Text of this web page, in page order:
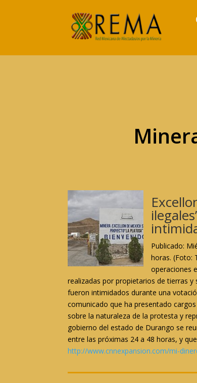
Publicado:
horas. (Foto:
operaciones
realizadas por propietarios de tierras
fueron intimidados durante una
comunicado que ha presentado
sobre la naturaleza de la protesta y
gobierno del estado de Durango se
entre las próximas 24 a 48 horas, y
http://www.cnnexpansion.com/mi-